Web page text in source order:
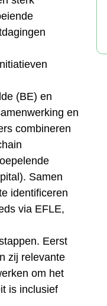
(BE) en
en
combineren
Samen
identificeren
via EFLE,
Eerst
zij relevante
om het
is inclusief